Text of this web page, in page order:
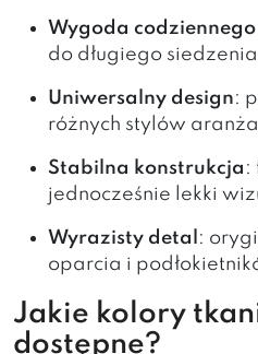
Wygoda
do długiego
Uniwersalny design:
różnych stylów
Stabilna konstrukcja :
jednocześnie lekki
Wyrazisty detal :
oparcia i
Jakie kolory
dostępne?